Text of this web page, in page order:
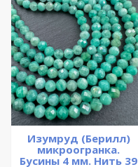
Изумруд (Берилл)
микроогранка.
Бусины 4 мм. Нить 39